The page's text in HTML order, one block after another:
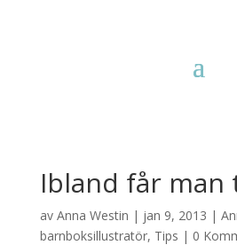
Ibland får man
av Anna Westin | jan 9, 2013 |
barnboksillustratör, Tips | 0